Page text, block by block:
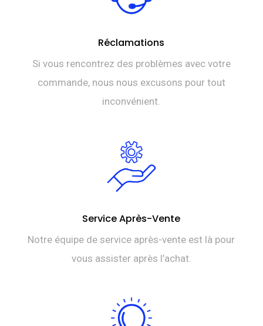
Réclamations
Si vous rencontrez des problèmes avec votre
commande, nous nous excusons pour tout
inconvénient.
Service Après-Vente
Notre équipe de service après-vente est là pour
vous assister après l’achat.